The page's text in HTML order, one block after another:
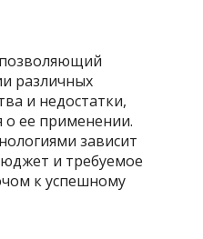
позволяющий
различных
и недостатки,
ее применении.
зависит
и требуемое
к успешному